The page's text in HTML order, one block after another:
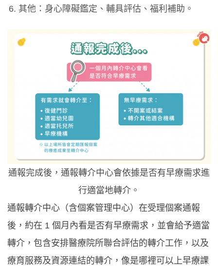
其他：身心障礙鑑定、輔具評估、福利補助。
通報完成後，通報轉介中心會依據是否有早療需求進
行適當地轉介。
通報轉介中心（含個案管理中心）在受理個案通報
後，約在 1 個月內看是否有早療需求，並會給予適當
轉介，包含安排醫療院所聯合評估的轉介工作，以及
療育服務及資源連結的轉介，像是哪裡可以上早療課